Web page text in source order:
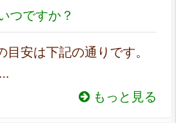
つですか？
目安は下記の通りです。
もっと見る